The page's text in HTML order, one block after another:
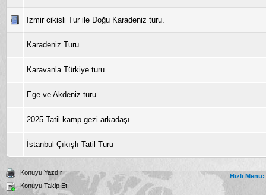
Izmir cikisli Tur ile Doğu Karadeniz turu.
Karadeniz Turu
Karavanla Türkiye turu
Ege ve Akdeniz turu
2025 Tatil kamp gezi arkadaşı
İstanbul Çıkışlı Tatil Turu
Konuyu Yazdır
Konuyu Takip Et
Hızlı Menü: